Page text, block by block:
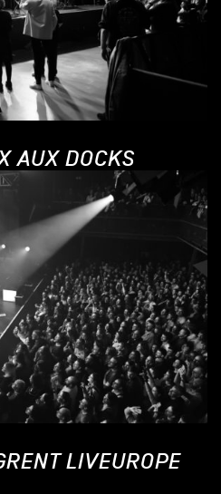
AUX DOCKS
LIVEUROPE